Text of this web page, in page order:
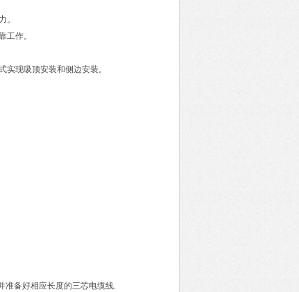
。
工作。
现吸顶安装和侧边安装。
准备好相应长度的三芯电缆线.